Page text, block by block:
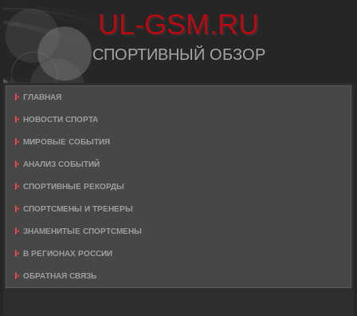
UL-GSM.RU
СПОРТИВНЫЙ ОБЗОР
ГЛАВНАЯ
НОВОСТИ СПОРТА
МИРОВЫЕ СОБЫТИЯ
АНАЛИЗ СОБЫТИЙ
СПОРТИВНЫЕ РЕКОРДЫ
СПОРТСМЕНЫ И ТРЕНЕРЫ
ЗНАМЕНИТЫЕ СПОРТСМЕНЫ
В РЕГИОНАХ РОССИИ
ОБРАТНАЯ СВЯЗЬ